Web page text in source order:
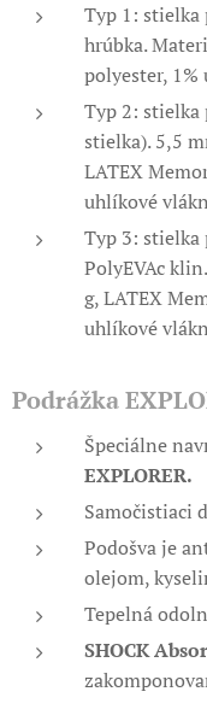
Typ 1: stielka
hrúbka.
polyester,
Typ 2: stielka
stielka). 5,5
LATEX
uhlíkové
Typ 3: stielka
PolyEVAc
g, LATEX
uhlíkové
Podrážka
Špeciálne
EXPLORER.
Samočistiaci
Podošva je
olejom,
Tepelná
SHOCK